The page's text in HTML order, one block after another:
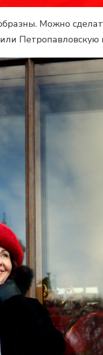
Можно
Петропавловскую